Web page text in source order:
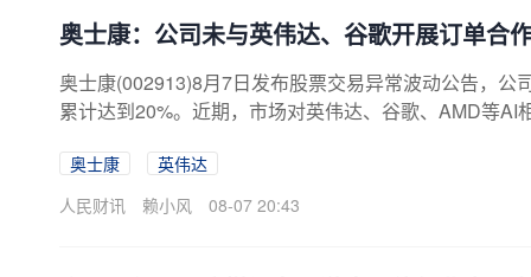
奥士康：公司未与英伟达、谷歌开展订单合
奥士康(002913)8月7日发布股票交易异常波动公告，
累计达到20%。近期，市场对英伟达、谷歌、AMD等
存在不确定性。2025年度，公司AI服务器相关产品营
司营业收入的比例约7%。公司AI相关业务目前对公司
奥士康
英伟达
人民财讯
赖小风 08-07 20:43